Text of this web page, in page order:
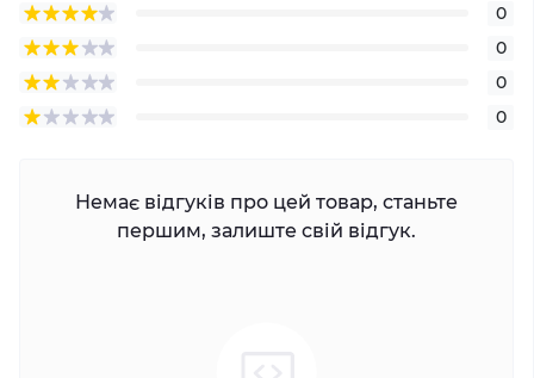
0
0
0
0
Немає відгуків про цей товар, станьте
першим, залиште свій відгук.